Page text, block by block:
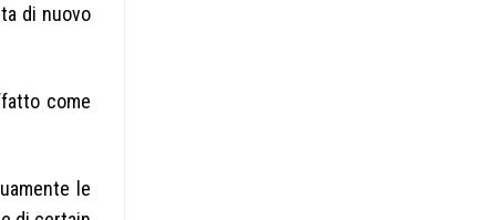
di nuovo
come
le